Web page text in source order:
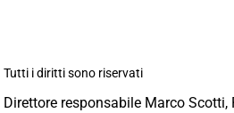
i diritti sono riservati
responsabile Marco Scotti,